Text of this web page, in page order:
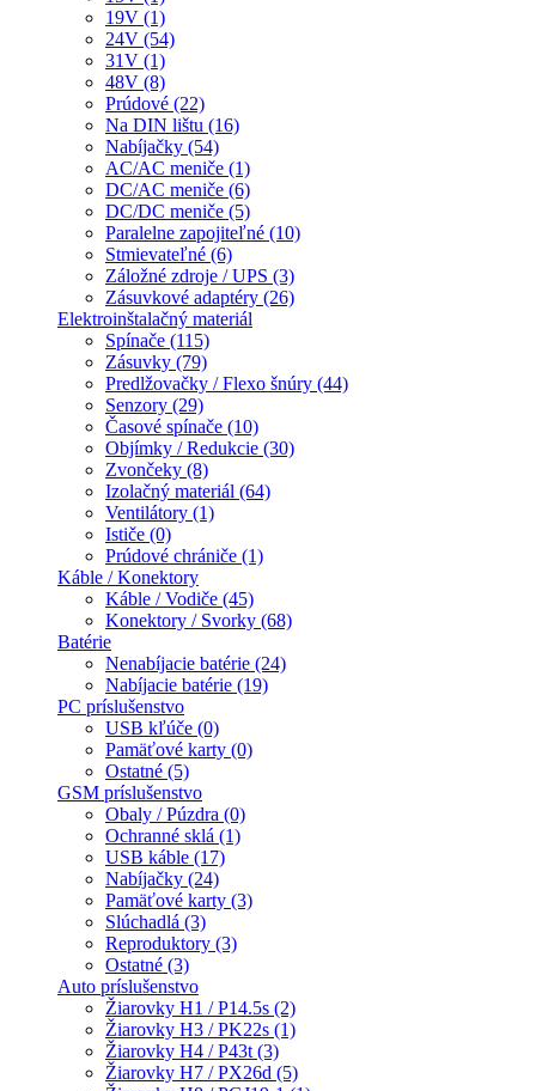
19V (1)
24V (54)
31V (1)
48V (8)
Prúdové (22)
Na DIN lištu (16)
Nabíjačky (54)
AC/AC meniče (1)
DC/AC meniče (6)
DC/DC meniče (5)
Paralelne zapojiteľné (10)
Stmievateľné (6)
Záložné zdroje / UPS (3)
Zásuvkové adaptéry (26)
Elektroinštalačný materiál
Spínače (115)
Zásuvky (79)
Predlžovačky / Flexo šnúry (44)
Senzory (29)
Časové spínače (10)
Objímky / Redukcie (30)
Zvončeky (8)
Izolačný materiál (64)
Ventilátory (1)
Ističe (0)
Prúdové chrániče (1)
Káble / Konektory
Káble / Vodiče (45)
Konektory / Svorky (68)
Batérie
Nenabíjacie batérie (24)
Nabíjacie batérie (19)
PC príslušenstvo
USB kľúče (0)
Pamäťové karty (0)
Ostatné (5)
GSM príslušenstvo
Obaly / Púzdra (0)
Ochranné sklá (1)
USB káble (17)
Nabíjačky (24)
Pamäťové karty (3)
Slúchadlá (3)
Reproduktory (3)
Ostatné (3)
Auto príslušenstvo
Žiarovky H1 / P14.5s (2)
Žiarovky H3 / PK22s (1)
Žiarovky H4 / P43t (3)
Žiarovky H7 / PX26d (5)